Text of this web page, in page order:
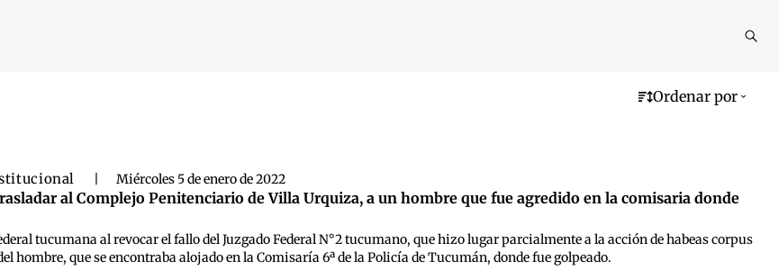
Ordenar por
Miércoles 5 de enero de 2022
al Complejo Penitenciario de Villa Urquiza, a un hombre que fue agredido en la comisaria donde
tucumana al revocar el fallo del Juzgado Federal N°2 tucumano, que hizo lugar parcialmente a la acción de habeas corpus
hombre, que se encontraba alojado en la Comisaría 6ª de la Policía de Tucumán, donde fue golpeado.